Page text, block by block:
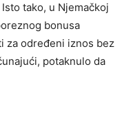
tako, u Njemačkoj
bonusa
za određeni iznos bez
potaknulo da